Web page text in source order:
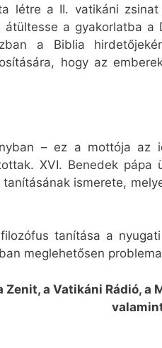
létre a II. vatikáni
a gyakorlatba
a Biblia
hogy az
– ez a mottója az
XVI. Benedek pápa
ismerete,
tanítása a
meglehetősen
Zenit, a Vatikáni Rádió, a